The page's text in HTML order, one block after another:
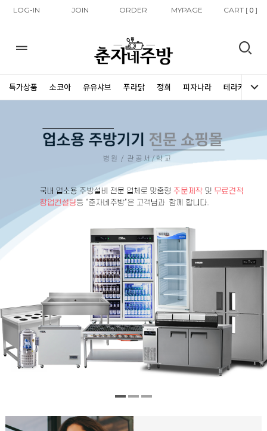
LOG-IN JOIN ORDER MYPAGE CART [ 0]
특가상품 소코아 유유샤브 푸라닭 정희 피자나라 테라커피